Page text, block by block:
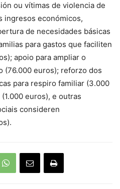
ou vítimas de violencia de
ingresos económicos,
de necesidades básicas
para gastos que faciliten
apoio para ampliar o
(76.000 euros); reforzo dos
para respiro familiar (3.000
euros), e outras
consideren